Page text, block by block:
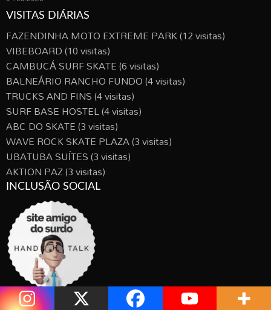
VISITAS DIÁRIAS
FAZENDINHA MOTO EXTREME PARK(12 visitas)
VIBEBOARD(10 visitas)
CAMBUCÁ SURF SKATE(6 visitas)
BALNEÁRIO RANCHO FUNDO(4 visitas)
TRUCKS AND FINS(4 visitas)
SURF BASE HOSTEL(4 visitas)
ABC DO SKATE(3 visitas)
WAVE ROCK SKATE PLAZA(3 visitas)
UBATUBA SUÍTES(3 visitas)
AKTION PAZ(3 visitas)
INCLUSÃO SOCIAL